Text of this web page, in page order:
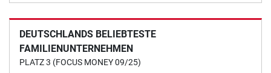
DEUTSCHLANDS BELIEBTESTE
FAMILIENUNTERNEHMEN
PLATZ 3 (FOCUS MONEY 09/25)